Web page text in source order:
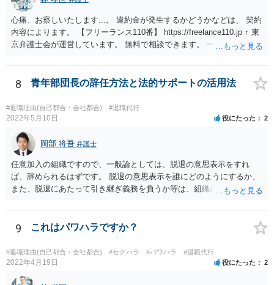
心痛、お察しいたします...。 違約金が発生するかどうかなどは、 契約
内容によります。 【フリーランス110番】 https://freelance110.jp ↑ 東
京弁護士会が運営しています。 無料で相談できます。 一度、ご相談す
「パワハラしてたよね」という材料で 減額交渉も可能かもしれませ
ん。
8 青年部団長の辞任方法と法的サポートの活用法
#退職理由(自己都合・会社都合) #退職代行
2022年5月10日 役にたった 2
岡部 将吾 弁護士
任意加入の組織ですので、一般論としては、脱退の意思表示をすれ
ば、辞められるはずです。 脱退の意思表示を誰にどのようにするか、
また、脱退にあたって引き継ぎ義務を負うか等は、組織の実態等を踏
もう少し具体的な対応方法についてアドバイスを受けられると思いま
す。
9 これはパワハラですか？
#退職理由(自己都合・会社都合) #セクハラ #パワハラ #退職代行
2022年4月19日 役にたった 2